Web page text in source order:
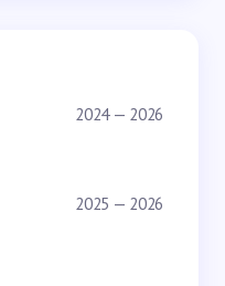
2024 — 2026
2025 — 2026